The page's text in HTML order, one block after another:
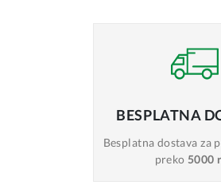
BESPLATNA
Besplatna dostavaza
preko 5000